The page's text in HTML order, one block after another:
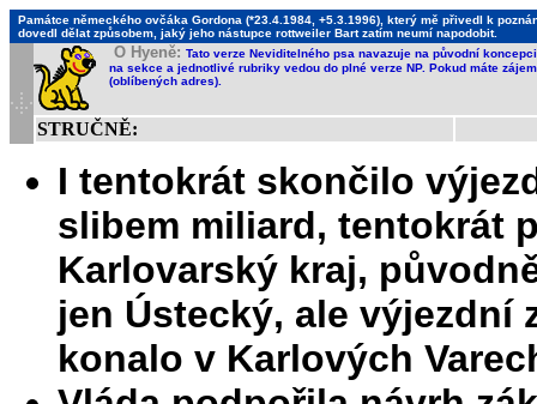
Památce německého ovčáka Gordona (*23.4.1984, +5.3.1996), který mě přivedl k
dovedl dělat způsobem, jaký jeho nástupce rottweiler Bart zatím neumí napodobit.
O Hyeně: Tato verze Neviditelného psa navazuje na původní
na sekce a jednotlivé rubriky vedou do plné verze NP. Pokud máte
(oblíbených adres).
STRUČNĚ:
I tentokrát skončilo
slibem miliard, tentokrát
Karlovarský kraj,
jen Ústecký, ale výjezdní
konalo v Karlových